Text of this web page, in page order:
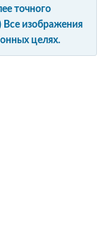
точного
Все изображения
целях.